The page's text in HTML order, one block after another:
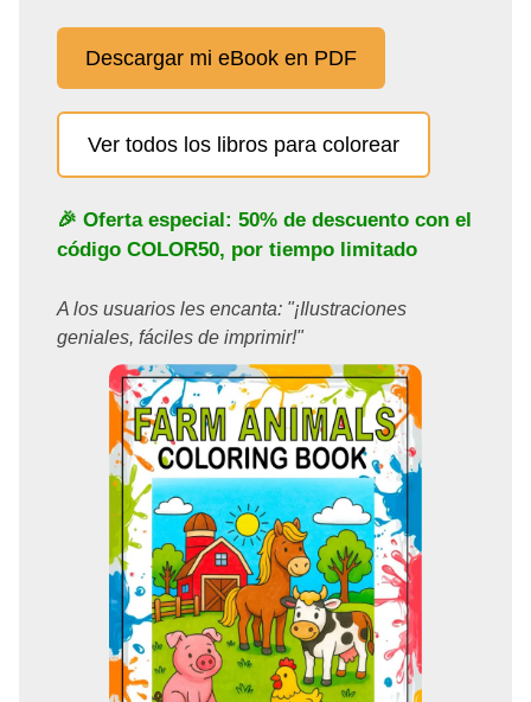
Descargar mi eBook en PDF
Ver todos los libros para colorear
🎉 Oferta especial: 50% de descuento con el
código COLOR50, por tiempo limitado
A los usuarios les encanta: "¡Ilustraciones
geniales, fáciles de imprimir!"